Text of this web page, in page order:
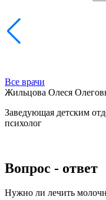
Все врачи
Жильцова Олеся
Заведующая детским
психолог
Вопрос - ответ
Нужно ли лечить